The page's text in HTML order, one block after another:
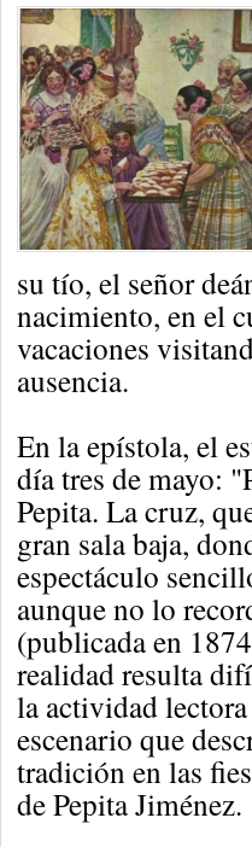
su tío, el señor
nacimiento, en el
vacaciones
ausencia.
En la epístola, el
día tres de mayo:
Pepita. La cruz,
gran sala baja,
espectáculo
aunque no lo
(publicada en
realidad resulta
la actividad
escenario que
tradición en las
de Pepita Jiménez.